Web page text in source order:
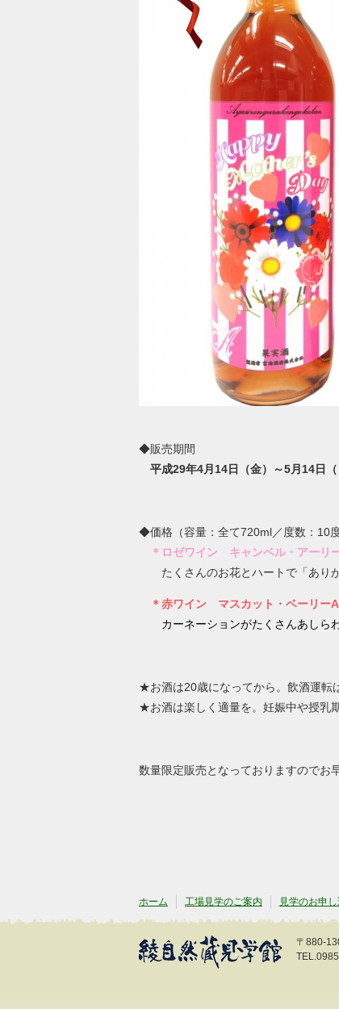
◆販売期間
平成29年4月14日（金）～5月14日（
◆価格（容量：全て720ml／度数：10
＊ロゼワイン キャンベル・アーリ
たくさんのお花とハートで「あり
＊赤ワイン マスカット・ベーリー
カーネーションがたくさんあしら
★お酒は20歳になってから。飲酒運転
★お酒は楽しく適量を。妊娠中や授乳
数量限定販売となっておりますのでお
ホーム 工場見学のご案内 見学のお申
〒880-